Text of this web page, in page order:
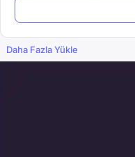
Daha Fazla Yükle